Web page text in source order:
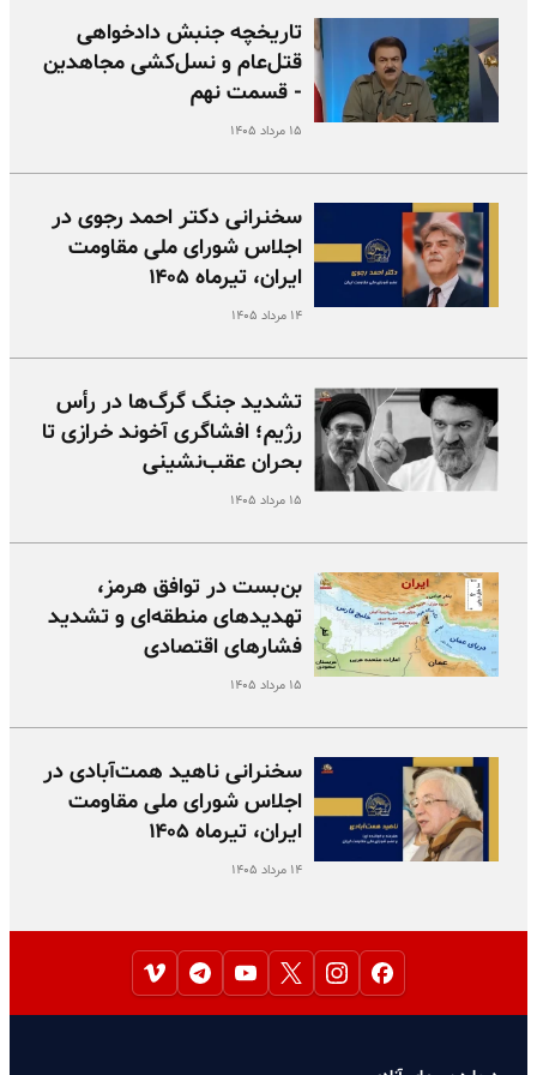
تاریخچه جنبش دادخواهی
قتل‌عام و نسل‌کشی مجاهدین
- قسمت نهم
۱۵ مرداد ۱۴۰۵
سخنرانی دکتر احمد رجوی در
اجلاس شورای ملی مقاومت
ایران، تیرماه ۱۴۰۵
۱۴ مرداد ۱۴۰۵
تشدید جنگ گرگ‌ها در رأس
رژیم؛ افشاگری آخوند خرازی تا
بحران عقب‌نشینی
۱۵ مرداد ۱۴۰۵
بن‌بست در توافق هرمز،
تهدیدهای منطقه‌ای و تشدید
فشارهای اقتصادی
۱۵ مرداد ۱۴۰۵
سخنرانی ناهید همت‌آبادی در
اجلاس شورای ملی مقاومت
ایران، تیرماه ۱۴۰۵
۱۴ مرداد ۱۴۰۵